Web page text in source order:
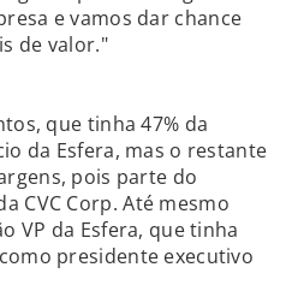
e vamos dar chance
de valor."
que tinha 47% da
da Esfera, mas o restante
pois parte do
CVC Corp. Até mesmo
VP da Esfera, que tinha
presidente executivo